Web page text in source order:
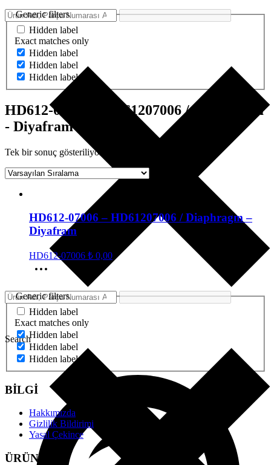
Search
Generic filters
Hidden label
Exact matches only
Hidden label
Hidden label
Hidden label
HD612-07006 - HD61207006 / Diaphragm
- Diyafram
Tek bir sonuç gösteriliyor
HD612-07006 – HD61207006 / Diaphragm –
Diyafram
HD612-07006 ₺ 0,00
Generic filters
Hidden label
Exact matches only
Hidden label
Hidden label
Hidden label
BİLGİ
Hakkımızda
Gizlilik Bildirimi
Yasal Çekince
ÜRÜNLER